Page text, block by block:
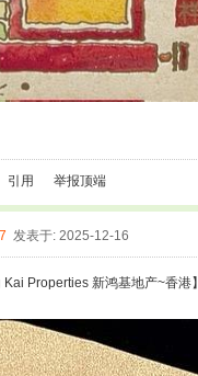
引用 举报顶端
发表于: 2025-12-16
Kai Properties 新鸿基地产~香港